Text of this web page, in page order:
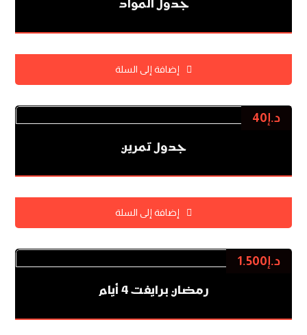
جدول المواد
إضافة إلى السلة
جدول تمرين
د.إ 40
إضافة إلى السلة
رمضان برايفت 4 أيام
د.إ 1.500